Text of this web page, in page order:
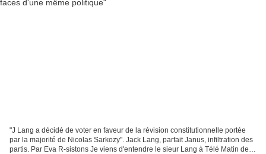
"J Lang a décidé de voter en faveur de la révision constitutionnelle portée
par la majorité de Nicolas Sarkozy". Jack Lang, parfait Janus, infiltration des
partis. Par Eva R-sistons Je viens d'entendre le sieur Lang à Télé Matin de